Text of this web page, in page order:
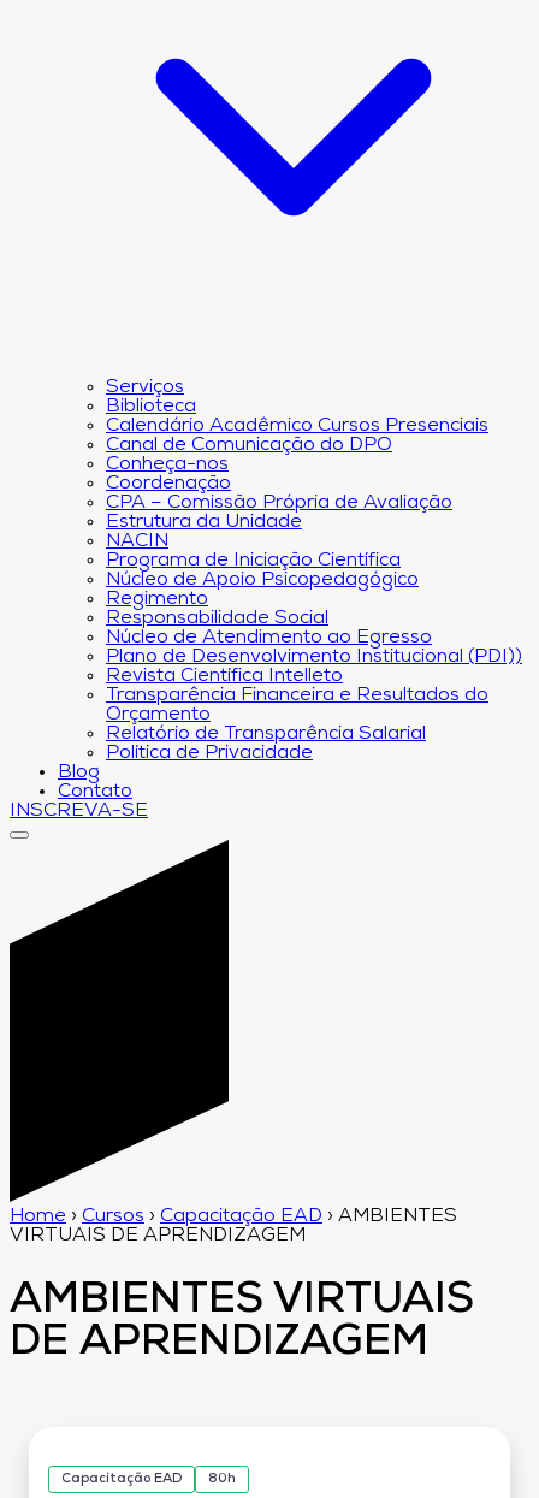
Serviços
Biblioteca
Calendário Acadêmico Cursos Presenciais
Canal de Comunicação do DPO
Conheça-nos
Coordenação
CPA – Comissão Própria de Avaliação
Estrutura da Unidade
NACIN
Programa de Iniciação Científica
Núcleo de Apoio Psicopedagógico
Regimento
Responsabilidade Social
Núcleo de Atendimento ao Egresso
Plano de Desenvolvimento Institucional (PDI))
Revista Científica Intelleto
Transparência Financeira e Resultados do
Orçamento
Relatório de Transparência Salarial
Política de Privacidade
Blog
Contato
INSCREVA-SE
Home › Cursos › Capacitação EAD › AMBIENTES
VIRTUAIS DE APRENDIZAGEM
AMBIENTES VIRTUAIS
DE APRENDIZAGEM
Capacitação EAD 80h